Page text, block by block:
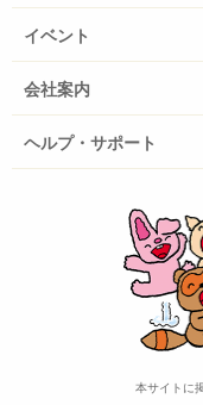
イベント
会社案内
ヘルプ・サポート
本サイトに